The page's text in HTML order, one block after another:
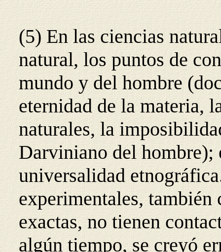
(5) En las ciencias
natural, los puntos de
mundo y del hombre
eternidad de la materia,
naturales, la
Darviniano del
universalidad
experimentales, también
exactas, no tienen
algún tiempo, se creyó